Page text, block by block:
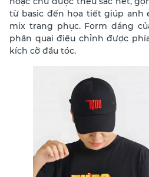
từ basic đến họa tiết giúp anh
mix trang phục. Form dáng
phần quai điều chỉnh được
kích cỡ đầu tóc.